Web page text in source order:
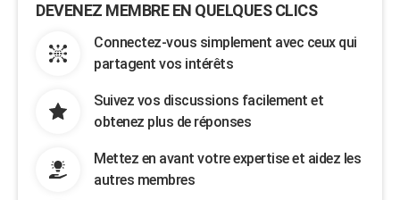
DEVENEZ MEMBRE EN QUELQUES CLICS
Connectez-vous simplement avec ceux qui
partagent vos intérêts
Suivez vos discussions facilement et
obtenez plus de réponses
Mettez en avant votre expertise et aidez les
autres membres